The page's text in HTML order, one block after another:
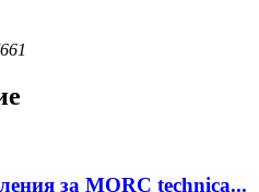
за MORC technica...